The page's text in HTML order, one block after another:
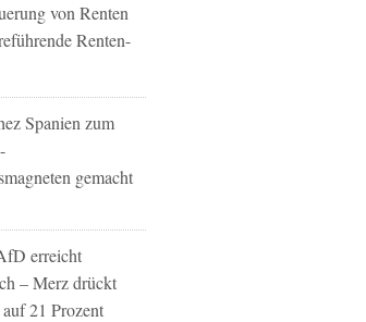
von Renten
Renten-
Spanien zum
gemacht
erreicht
– Merz drückt
21 Prozent